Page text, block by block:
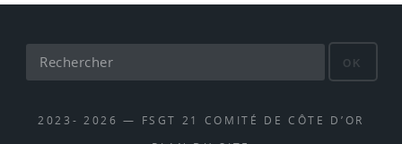
OK
2023- 2026 — FSGT 21 COMITÉ DE CÔTE D’OR